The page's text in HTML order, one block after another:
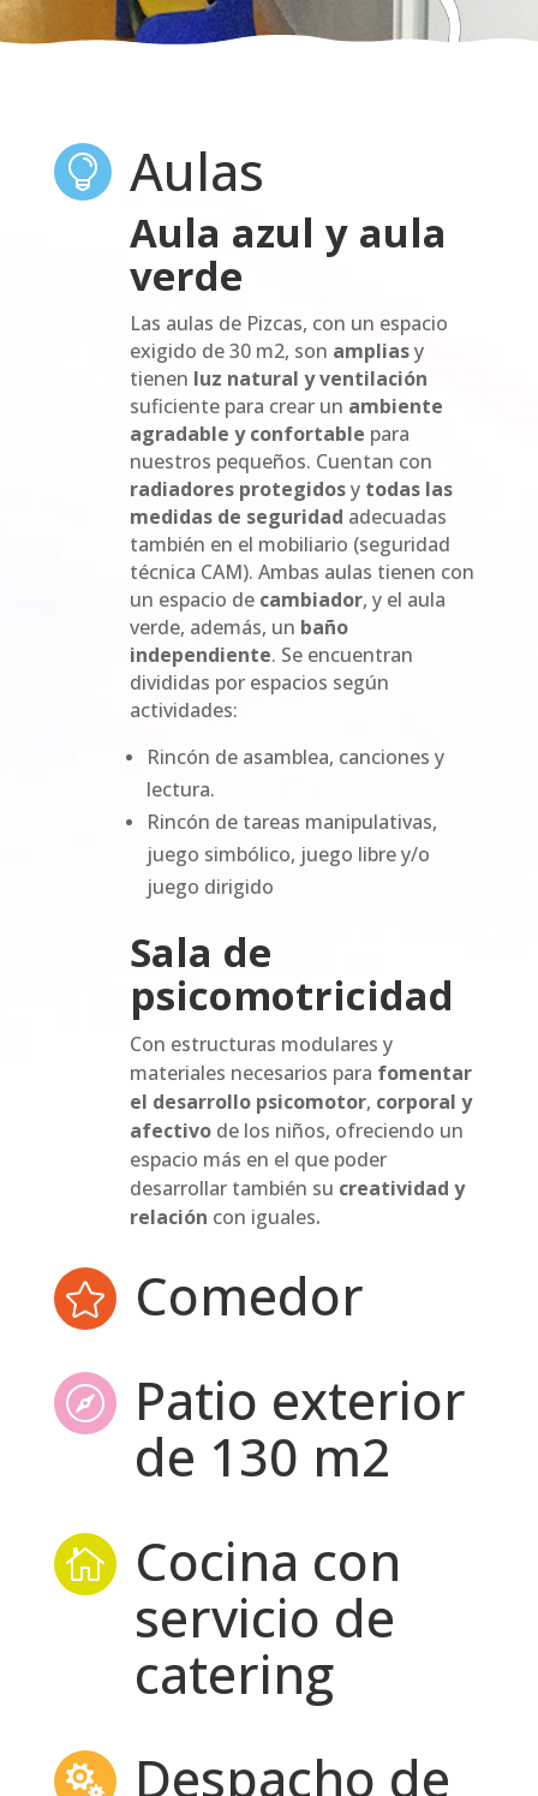
 Aulas
Aula azul y aula
verde
Las aulas de Pizcas, con un espacio
exigido de 30 m2, son ampliasy
tienen luz natural y ventilación
suficiente para crear un ambiente
agradable y confortable para
nuestros pequeños. Cuentan con
radiadores protegidosy todas las
medidas de seguridad adecuadas
también en el mobiliario (seguridad
técnica CAM). Ambas aulas tienen con
un espacio de cambiador, y el aula
verde, además, un baño
independiente. Se encuentran
divididas por espacios según
actividades:
Rincón de asamblea, canciones y
lectura.
Rincón de tareas manipulativas,
juego simbólico, juego libre y/o
juego dirigido
Sala de
psicomotricidad
Con estructuras modulares y
materiales necesarios para fomentar
el desarrollo psicomotor, corporal y
afectivode los niños, ofreciendo un
espacio más en el que poder
desarrollar también su creatividad y
relación con iguales.
 Comedor
 Patio exterior
de 130 m2
 Cocina con
servicio de
catering
 Despacho de